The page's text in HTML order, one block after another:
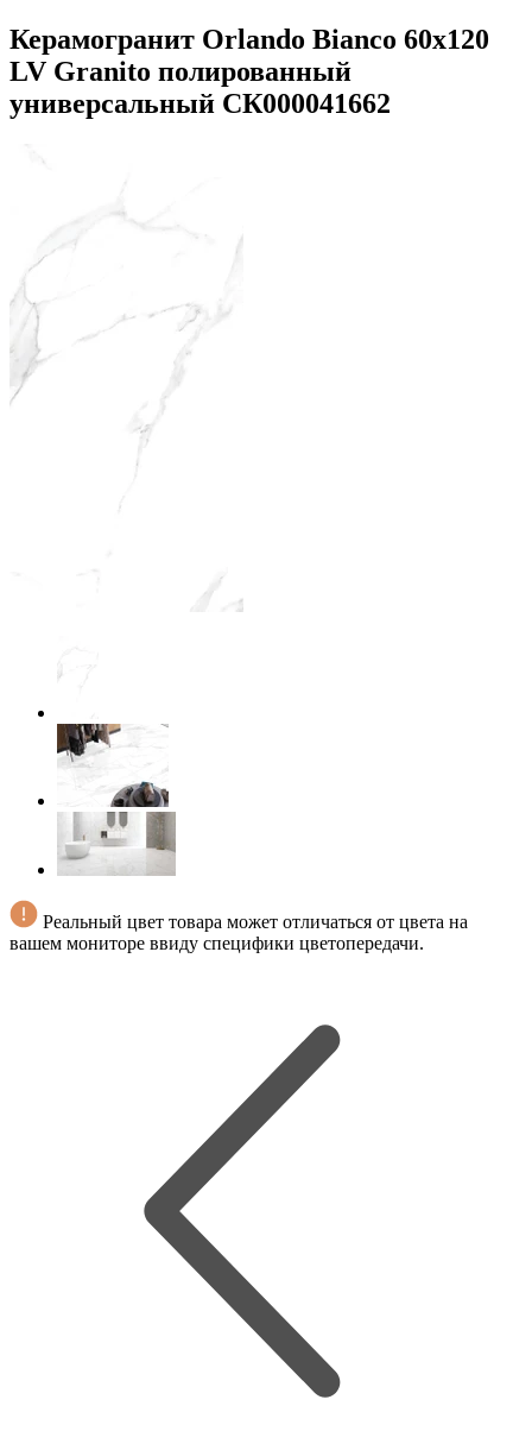
Керамогранит Orlando Bianco 60х120
LV Granito полированный
универсальный СК000041662
Реальный цвет товара может отличаться от цвета на
вашем мониторе ввиду специфики цветопередачи.